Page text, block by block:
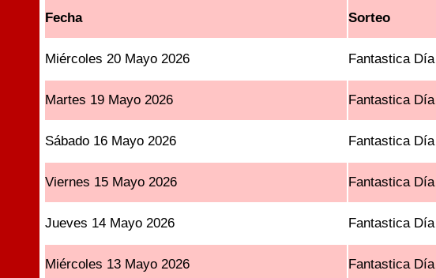
Fecha Sorteo
Miércoles 20 Mayo 2026 Fantastica Día
Martes 19 Mayo 2026 Fantastica Día
Sábado 16 Mayo 2026 Fantastica Día
Viernes 15 Mayo 2026 Fantastica Día
Jueves 14 Mayo 2026 Fantastica Día
Miércoles 13 Mayo 2026 Fantastica Día